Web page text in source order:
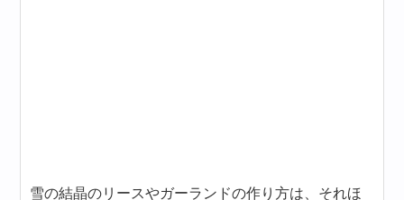
雪の結晶のリースやガーランドの作り方は、それほ